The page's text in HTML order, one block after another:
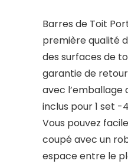
Barres de Toit
première qualité
des surfaces de
garantie de retour
avec l’emballage
inclus pour 1 set -
Vous pouvez
coupé avec un
espace entre le